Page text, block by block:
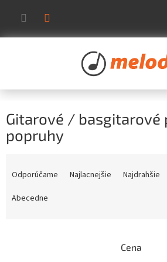
obsah
Gitarové / basgitarové
popruhy
Odporúčame Najlacnejšie Najdrahšie
Abecedne
Cena